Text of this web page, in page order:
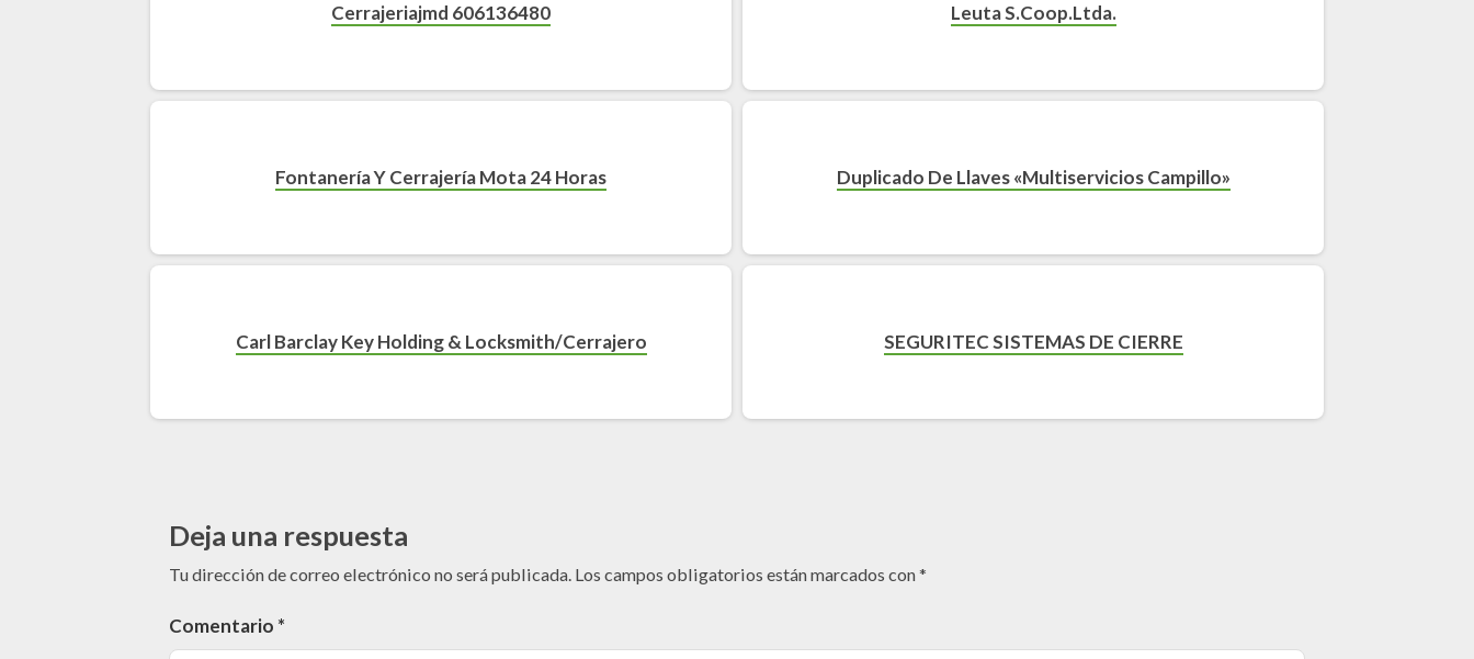
Cerrajeriajmd 606136480 Leuta S.Coop.Ltda.
Fontanería Y Cerrajería Mota 24 Horas Duplicado De Llaves «Multiservicios Campillo»
Carl Barclay Key Holding & Locksmith/Cerrajero SEGURITEC SISTEMAS DE CIERRE
Deja una respuesta
Tu dirección de correo electrónico no será publicada. Los campos obligatorios están marcados con*
Comentario *